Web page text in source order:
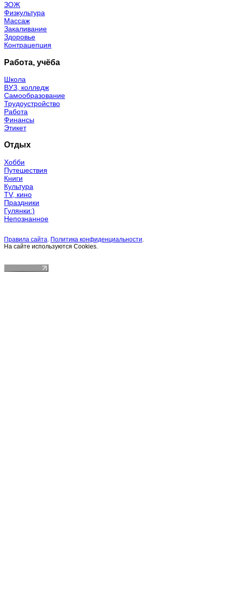
ЗОЖ
Физкультура
Массаж
Закаливание
Здоровье
Контрацепция
Работа, учёба
Школа
ВУЗ, колледж
Самообразование
Трудоустройство
Работа
Финансы
Этикет
Отдых
Хобби
Путешествия
Книги
Культура
TV, кино
Праздники
Гулянки:)
Непознанное
Правила сайта. Политика конфиденциальности.
На сайте используются Cookies.